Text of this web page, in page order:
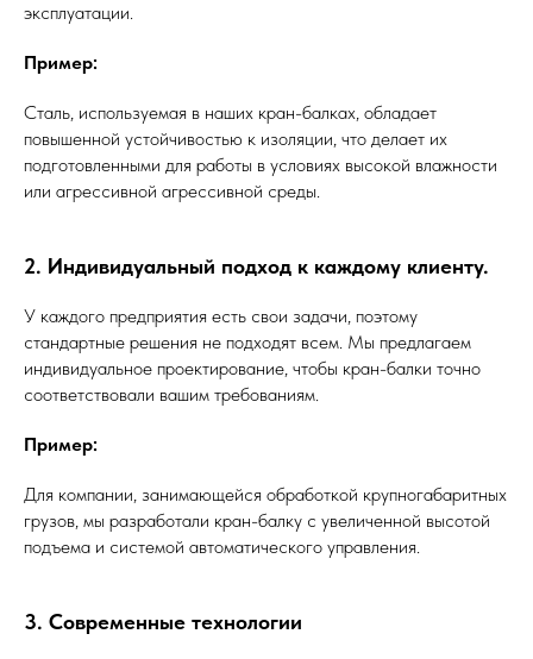
эксплуатации.
Пример:
Сталь, используемая в наших кран-балках, обладает
повышенной устойчивостью к изоляции, что делает их
подготовленными для работы в условиях высокой влажности
или агрессивной агрессивной среды.
2. Индивидуальный подход к каждому клиенту.
У каждого предприятия есть свои задачи, поэтому
стандартные решения не подходят всем. Мы предлагаем
индивидуальное проектирование, чтобы кран-балки точно
соответствовали вашим требованиям.
Пример:
Для компании, занимающейся обработкой крупногабаритных
грузов, мы разработали кран-балку с увеличенной высотой
подъема и системой автоматического управления.
3. Современные технологии